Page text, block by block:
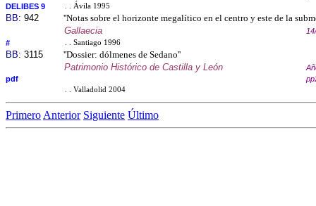
DELIBES 9
. . Ávila 1995
BB: 942
''Notas sobre el horizonte megalítico en el centro y este de la
Gallaecia
#
. . Santiago 1996
BB: 3115
''Dossier: dólmenes de Sedano''
Patrimonio Histórico de Castilla y León
pdf
. . Valladolid 2004
Primero Anterior Siguiente Último